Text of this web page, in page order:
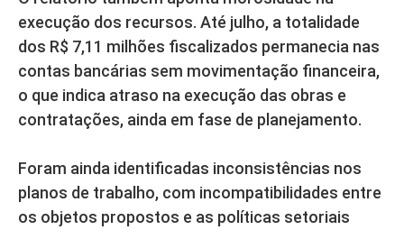
execução dos recursos. Até julho, a totalidade
dos R$ 7,11 milhões fiscalizados permanecia nas
contas bancárias sem movimentação financeira,
o que indica atraso na execução das obras e
contratações, ainda em fase de planejamento.
Foram ainda identificadas inconsistências nos
planos de trabalho, com incompatibilidades entre
os objetos propostos e as políticas setoriais